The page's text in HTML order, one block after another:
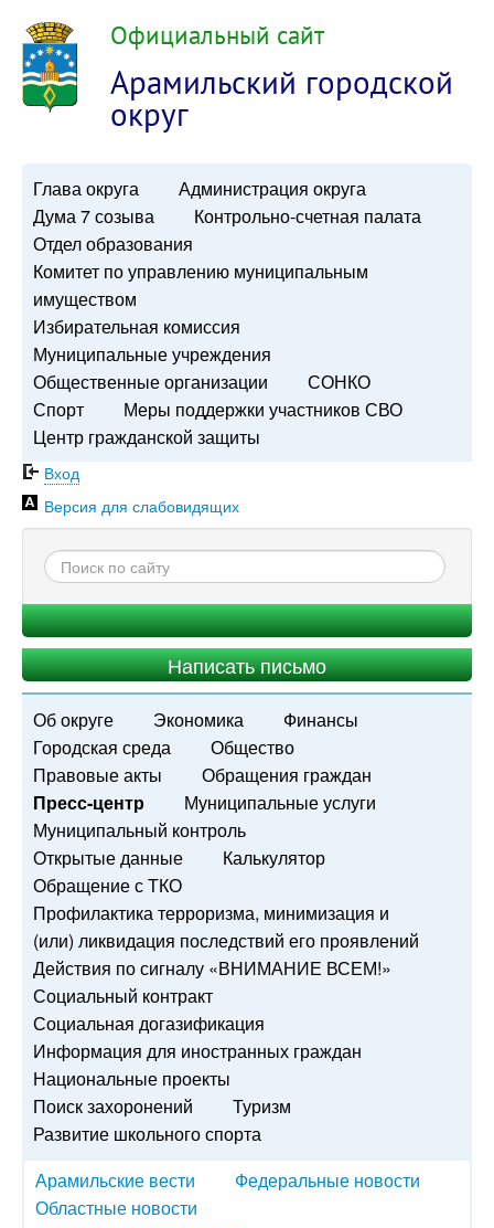
Официальный сайт
Арамильский городской
округ
Глава округа
Администрация округа
Дума 7 созыва
Контрольно-счетная палата
Отдел образования
Комитет по управлению муниципальным
имуществом
Избирательная комиссия
Муниципальные учреждения
Общественные организации
СОНКО
Спорт
Меры поддержки участников СВО
Центр гражданской защиты
Вход
Версия для слабовидящих
Написать письмо
Об округе Экономика
Финансы
Городская среда
Общество
Правовые акты
Обращения граждан
Пресс-центр
Муниципальные услуги
Муниципальный контроль
Открытые данные
Калькулятор
Обращение с ТКО
Профилактика терроризма, минимизация и
(или) ликвидация последствий его проявлений
Действия по сигналу «ВНИМАНИЕ ВСЕМ!»
Социальный контракт
Социальная догазификация
Информация для иностранных граждан
Национальные проекты
Поиск захоронений
Туризм
Развитие школьного спорта
Арамильские вести
Федеральные новости
Областные новости